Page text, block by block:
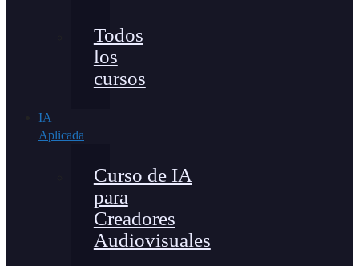
Todos
los
cursos
IA
Aplicada
Curso de IA
para
Creadores
Audiovisuales